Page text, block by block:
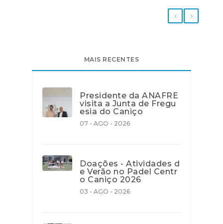
MAIS RECENTES
Presidente da ANAFRE
visita a Junta de Fregu
esia do Caniço
07 - AGO - 2026
Doações - Atividades d
e Verão no Padel Centr
o Caniço 2026
03 - AGO - 2026